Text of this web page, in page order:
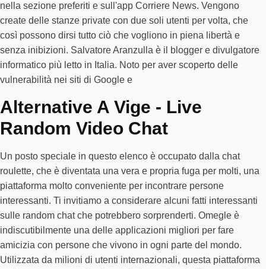
nella sezione preferiti e sull'app Corriere News. Vengono
create delle stanze private con due soli utenti per volta, che
così possono dirsi tutto ciò che vogliono in piena libertà e
senza inibizioni. Salvatore Aranzulla è il blogger e divulgatore
informatico più letto in Italia. Noto per aver scoperto delle
vulnerabilità nei siti di Google e
Alternative A Vige - Live
Random Video Chat
Un posto speciale in questo elenco è occupato dalla chat
roulette, che è diventata una vera e propria fuga per molti, una
piattaforma molto conveniente per incontrare persone
interessanti. Ti invitiamo a considerare alcuni fatti interessanti
sulle random chat che potrebbero sorprenderti. Omegle è
indiscutibilmente una delle applicazioni migliori per fare
amicizia con persone che vivono in ogni parte del mondo.
Utilizzata da milioni di utenti internazionali, questa piattaforma